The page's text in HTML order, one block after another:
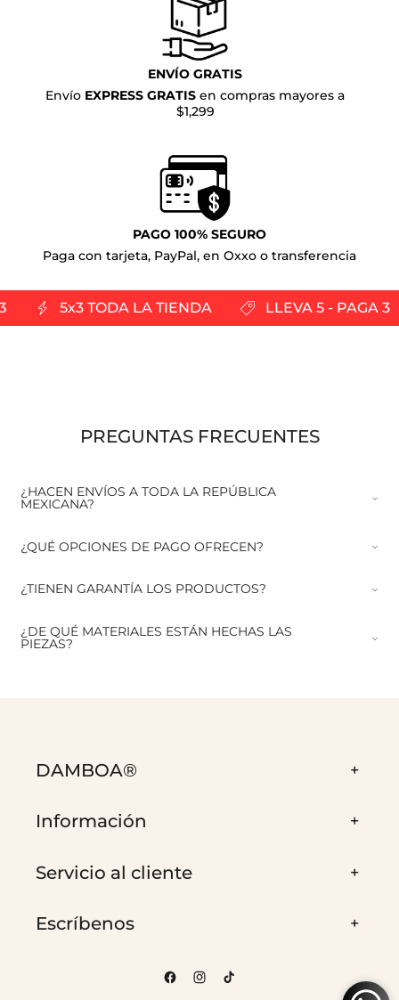
ENVÍO GRATIS
Envío EXPRESS GRATIS en compras mayores a
$1,299
PAGO 100% SEGURO
Paga con tarjeta, PayPal, en Oxxo o transferencia
5x3 TODA LA TIENDA LLEVA 5 - PAGA 3
PREGUNTAS FRECUENTES
¿HACEN ENVÍOS A TODA LA REPÚBLICA
MEXICANA?
¿QUÉ OPCIONES DE PAGO OFRECEN?
¿TIENEN GARANTÍA LOS PRODUCTOS?
¿DE QUÉ MATERIALES ESTÁN HECHAS LAS
PIEZAS?
DAMBOA®
Información
Servicio al cliente
Escríbenos
FacebookInstagram
TikTok